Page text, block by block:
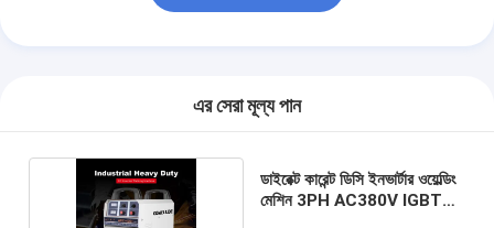
এর সেরা মূল্য পান
ডাইরেক্ট কারেন্ট ডিসি ইনভার্টার ওয়েল্ডিং
মেশিন 3PH AC380V IGBT